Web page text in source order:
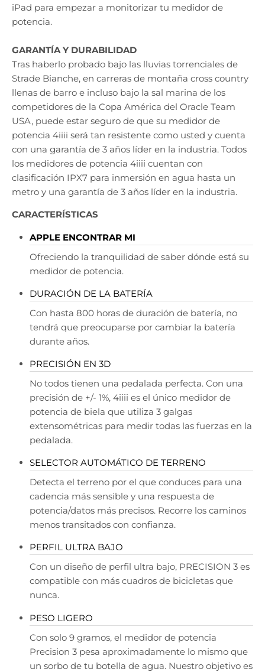
iPad para empezar a monitorizar tu medidor de
potencia.
GARANTÍA Y DURABILIDAD
Tras haberlo probado bajo las lluvias torrenciales de
Strade Bianche, en carreras de montaña cross country
llenas de barro e incluso bajo la sal marina de los
competidores de la Copa América del Oracle Team
USA, puede estar seguro de que su medidor de
potencia 4iiii será tan resistente como usted y cuenta
con una garantía de 3 años líder en la industria. Todos
los medidores de potencia 4iiii cuentan con
clasificación IPX7 para inmersión en agua hasta un
metro y una garantía de 3 años líder en la industria.
CARACTERÍSTICAS
APPLE ENCONTRAR MI
Ofreciendo la tranquilidad de saber dónde está su
medidor de potencia.
DURACIÓN DE LA BATERÍA
Con hasta 800 horas de duración de batería, no
tendrá que preocuparse por cambiar la batería
durante años.
PRECISIÓN EN 3D
No todos tienen una pedalada perfecta. Con una
precisión de +/- 1%, 4iiii es el único medidor de
potencia de biela que utiliza 3 galgas
extensométricas para medir todas las fuerzas en la
pedalada.
SELECTOR AUTOMÁTICO DE TERRENO
Detecta el terreno por el que conduces para una
cadencia más sensible y una respuesta de
potencia/datos más precisos. Recorre los caminos
menos transitados con confianza.
PERFIL ULTRA BAJO
Con un diseño de perfil ultra bajo, PRECISION 3 es
compatible con más cuadros de bicicletas que
nunca.
PESO LIGERO
Con solo 9 gramos, el medidor de potencia
Precision 3 pesa aproximadamente lo mismo que
un sorbo de tu botella de agua. Nuestro objetivo es